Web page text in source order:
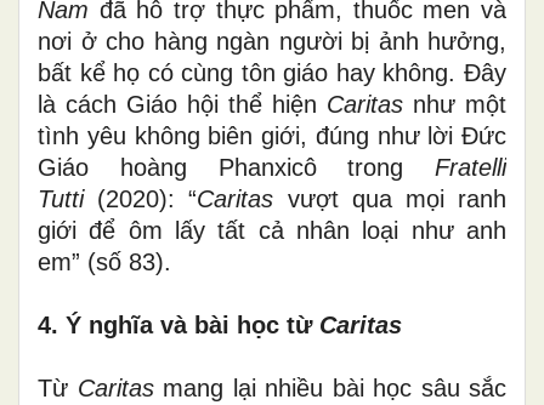
Nam đã hỗ trợ thực phẩm, thuốc men và
nơi ở cho hàng ngàn người bị ảnh hưởng,
bất kể họ có cùng tôn giáo hay không. Đây
là cách Giáo hội thể hiện Caritas như một
tình yêu không biên giới, đúng như lời Đức
Giáo hoàng Phanxicô trong Fratelli
Tutti(2020): “Caritas vượt qua mọi ranh
giới để ôm lấy tất cả nhân loại như anh
em” (số 83).
4. Ý nghĩa và bài học từ Caritas
Từ Caritasmang lại nhiều bài học sâu sắc